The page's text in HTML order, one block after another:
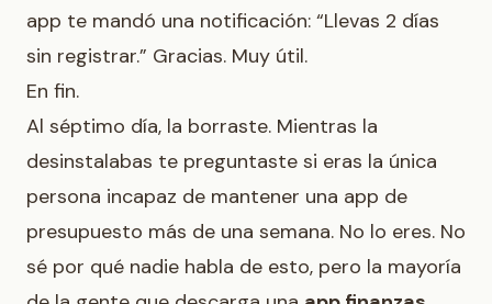
app te mandó una notificación: “Llevas 2 días
sin registrar.” Gracias. Muy útil.
En fin.
Al séptimo día, la borraste. Mientras la
desinstalabas te preguntaste si eras la única
persona incapaz de mantener una app de
presupuesto más de una semana. No lo eres. No
sé por qué nadie habla de esto, pero la mayoría